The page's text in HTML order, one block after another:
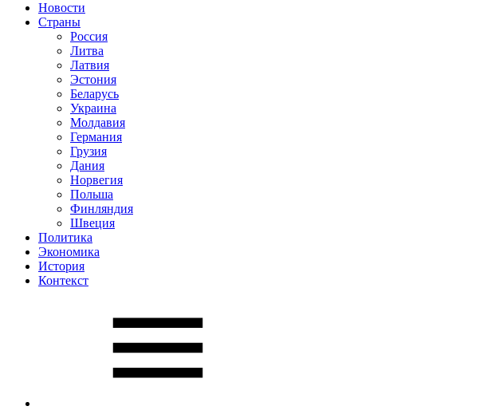
Новости
Страны
Россия
Литва
Латвия
Эстония
Беларусь
Украина
Молдавия
Германия
Грузия
Дания
Норвегия
Польша
Финляндия
Швеция
Политика
Экономика
История
Контекст